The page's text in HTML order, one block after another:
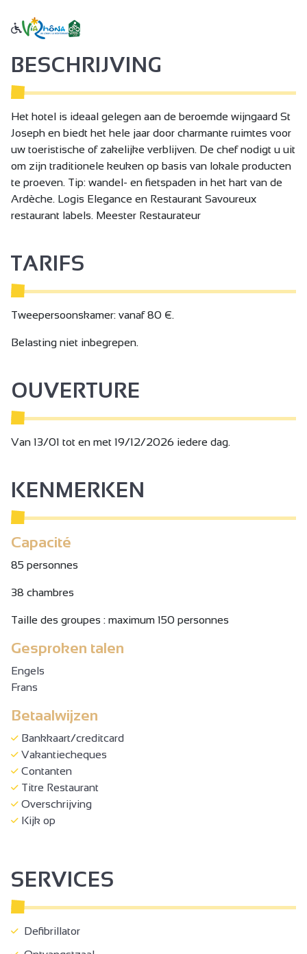
BESCHRIJVING
Het hotel is ideaal gelegen aan de beroemde wijngaard St
Joseph en biedt het hele jaar door charmante ruimtes voor
uw toeristische of zakelijke verblijven. De chef nodigt u uit
om zijn traditionele keuken op basis van lokale producten
te proeven. Tip: wandel- en fietspaden in het hart van de
Ardèche. Logis Elegance en Restaurant Savoureux
restaurant labels. Meester Restaurateur
TARIFS
Tweepersoonskamer: vanaf 80 €.
Belasting niet inbegrepen.
OUVERTURE
Van 13/01 tot en met 19/12/2026 iedere dag.
KENMERKEN
Capacité
85 personnes
38 chambres
Taille des groupes : maximum 150 personnes
Gesproken talen
Engels
Frans
Betaalwijzen
Bankkaart/creditcard
Vakantiecheques
Contanten
Titre Restaurant
Overschrijving
Kijk op
SERVICES
Defibrillator